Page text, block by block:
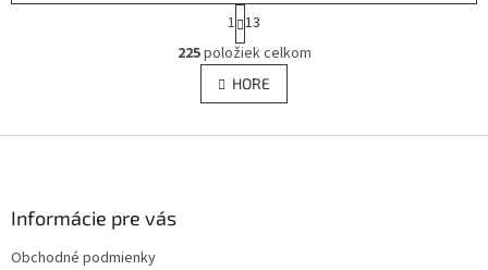
O
v
l
á
S
t
r
á
n
k
v
1 13
225položiek celkom
HORE
Informácie pre vás
Obchodné podmienky